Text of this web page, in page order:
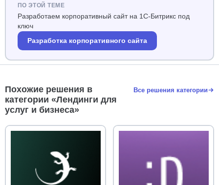
ПО ЭТОЙ ТЕМЕ
Разработаем корпоративный сайт на 1С-Битрикс под
ключ
Разработка корпоративного сайта
Похожие решения в
категории «Лендинги для
услуг и бизнеса»
Все решения категории